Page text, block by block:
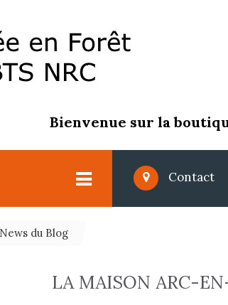
Bienvenue sur la
Contact
du Blog
LA MAISON ARC-